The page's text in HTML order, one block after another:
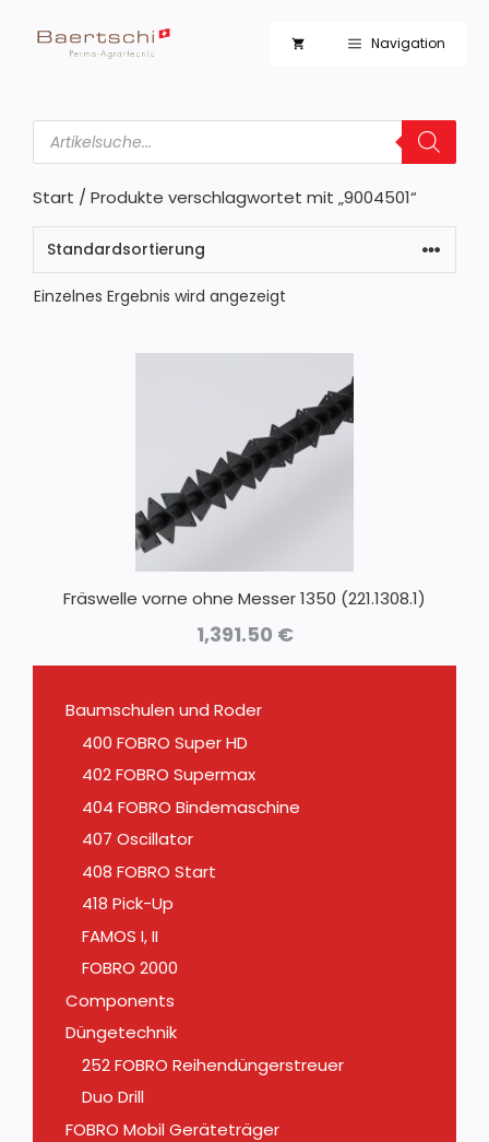
Inhalt
Navigation
Products
search
Start / Produkte verschlagwortet mit „9004501“
Einzelnes Ergebnis wird angezeigt
Fräswelle vorne ohne Messer 1350 (221.1308.1)
1,391.50 €
Baumschulen und Roder
400 FOBRO Super HD
402 FOBRO Supermax
404 FOBRO Bindemaschine
407 Oscillator
408 FOBRO Start
418 Pick-Up
FAMOS I, II
FOBRO 2000
Components
Düngetechnik
252 FOBRO Reihendüngerstreuer
Duo Drill
FOBRO Mobil Geräteträger